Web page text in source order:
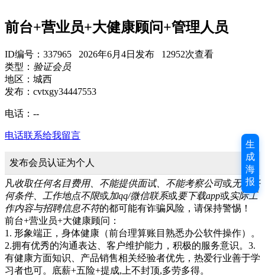
前台+营业员+大健康顾问+管理人员
ID编号：337965 2026年6月4日发布 12952次查看
类型： 验证会员
地区：城西
发布：cvtxgy34447553
电话： --
电话联系给我留言
发布会员认证为个人
凡收取任何名目费用、不能提供面试、不能考察公司或无需任
何条件、工作地点不限或加qq/微信联系或要下载app或实际工
作内容与招聘信息不符的都可能有诈骗风险，请保持警惕！
前台+营业员+大健康顾问：
1. 形象端正，身体健康（前台理算账目熟悉办公软件操作）。
2.拥有优秀的沟通表达、客户维护能力，积极的服务意识。3.
有健康方面知识、产品销售相关经验者优先，热爱行业善于学
习者也可。底薪+五险+提成,上不封顶,多劳多得。
生
成
海
报